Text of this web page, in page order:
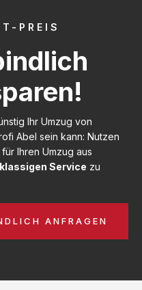
PREIS
Ihr Umzug von
Abel sein kann: Nutzen
für Ihren Umzug aus
Service zu
ANFRAGEN